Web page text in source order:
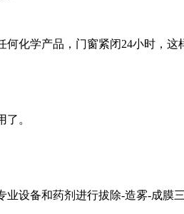
化学产品，门窗紧闭24小时，这
。
设备和药剂进行拔除-造雾-成膜